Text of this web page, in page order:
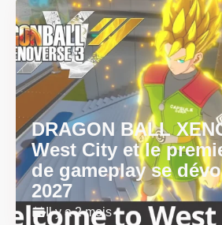
DRAGON BALL
West City et le
de gameplay se
2027
Il y a 2 mois